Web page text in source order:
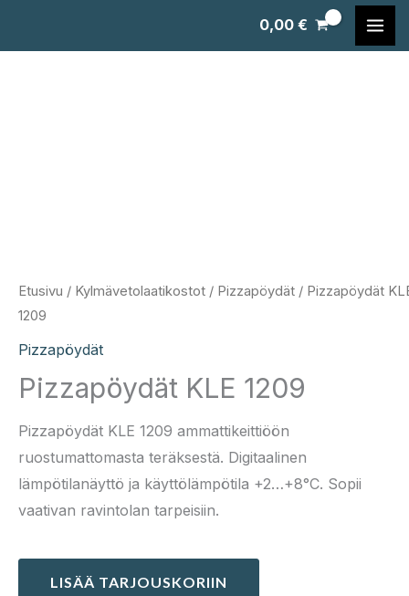
0,00€
Etusivu / Kylmävetolaatikostot / Pizzapöydät / Pizzapöydät
1209
Pizzapöydät
Pizzapöydät KLE 1209
Pizzapöydät KLE 1209 ammattikeittiöön
ruostumattomasta teräksestä. Digitaalinen
lämpötilanäyttö ja käyttölämpötila +2…+8°C. Sopii
vaativan ravintolan tarpeisiin.
LISÄÄ TARJOUSKORIIN